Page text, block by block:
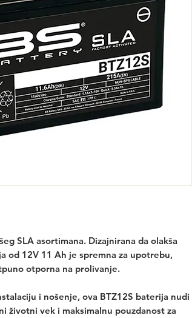
SLA asortimana. Dizajnirana da olakša
od 12V 11 Ah je spremna za upotrebu,
otporna na prolivanje.
i nošenje, ova BTZ12S baterija nudi
životni vek i maksimalnu pouzdanost za